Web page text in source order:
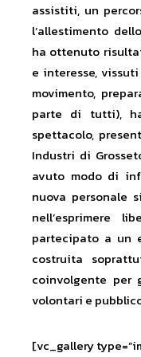
assistiti, un
l’allestimento
ha ottenuto
e interesse,
movimento,
parte di tutti),
spettacolo,
Industri di
avuto modo di
nuova personale
nell’esprimere
partecipato a un
costruita
coinvolgente per
volontari e
[vc_gallery